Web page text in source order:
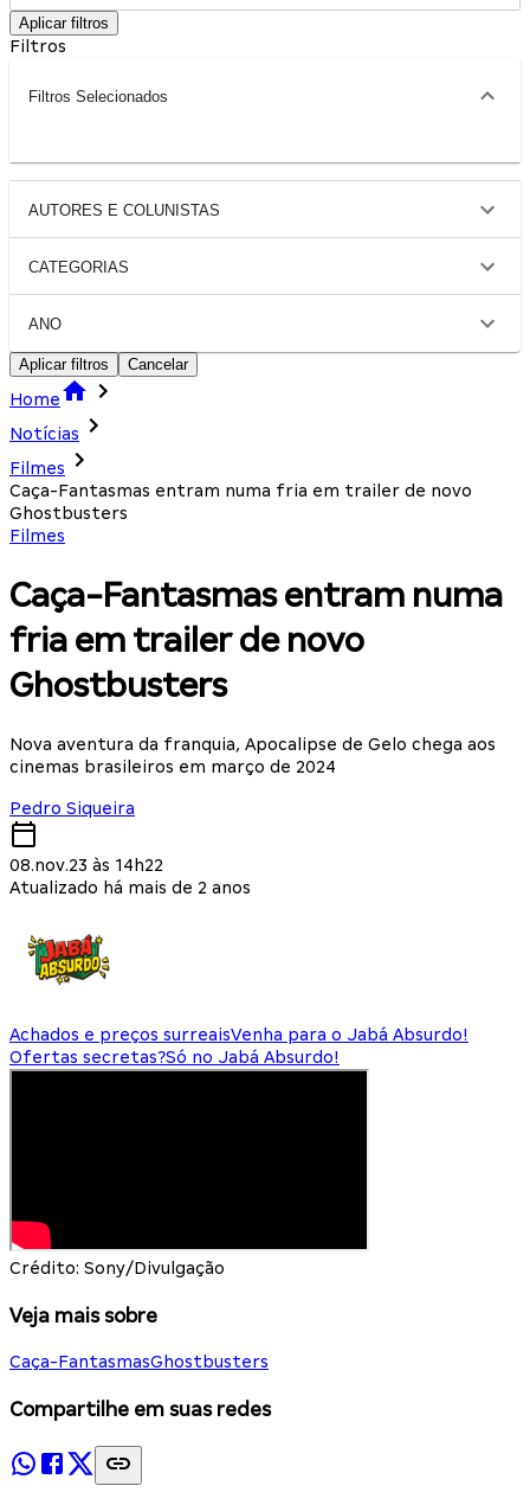
Aplicar filtros
Filtros
Filtros Selecionados
AUTORES E COLUNISTAS
CATEGORIAS
ANO
Aplicar filtros Cancelar
Home
Notícias
Filmes
Caça-Fantasmas entram numa fria em trailer de novo
Ghostbusters
Filmes
Caça-Fantasmas entram numa
fria em trailer de novo
Ghostbusters
Nova aventura da franquia, Apocalipse de Gelo chega aos
cinemas brasileiros em março de 2024
Pedro Siqueira
08.nov.23 às 14h22
Atualizado há mais de 2 anos
Achados e preços surreaisVenha para o Jabá Absurdo!
Ofertas secretas?Só no Jabá Absurdo!
Crédito: Sony/Divulgação
Veja mais sobre
Caça-FantasmasGhostbusters
Compartilhe em suas redes